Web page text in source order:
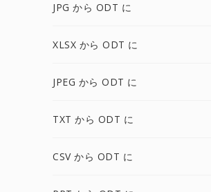
JPG から ODT に
XLSX から ODT に
JPEG から ODT に
TXT から ODT に
CSV から ODT に